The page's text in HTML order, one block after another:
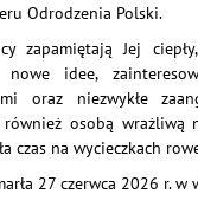
Odrodzenia Polski.
zapamiętają Jej
idee,
oraz niezwykłe
również osobą
czas na wycieczkach
27 czerwca 2026 r.